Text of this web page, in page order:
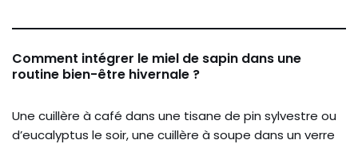
Comment intégrer le miel de sapin dans une
routine bien-être hivernale ?
Une cuillère à café dans une tisane de pin sylvestre ou
d’eucalyptus le soir, une cuillère à soupe dans un verre